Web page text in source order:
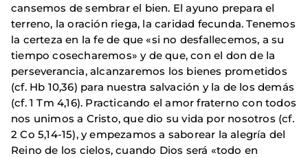
cansemos de sembrar el bien. El ayuno prepara el
terreno, la oración riega, la caridad fecunda. Tenemos
la certeza en la fe de que «si no desfallecemos, a su
tiempo cosecharemos» y de que, con el don de la
perseverancia, alcanzaremos los bienes prometidos
(cf. Hb 10,36) para nuestra salvación y la de los demás
(cf. 1 Tm 4,16). Practicando el amor fraterno con todos
nos unimos a Cristo, que dio su vida por nosotros (cf.
2 Co 5,14-15), y empezamos a saborear la alegría del
Reino de los cielos, cuando Dios será «todo en